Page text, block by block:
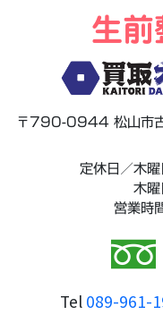
生前
〒790-0944 松山市古
定休日／木曜
木曜
営業
Tel 089-961-